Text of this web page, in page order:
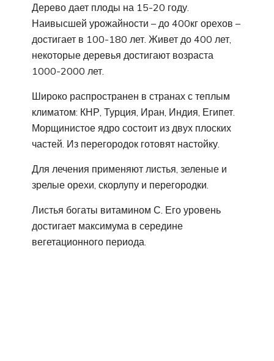
Дерево дает плоды на 15-20 году.
Наивысшей урожайности – до 400кг орехов –
достигает в 100-180 лет. Живет до 400 лет,
некоторые деревья достигают возраста
1000-2000 лет.
Широко распространен в странах с теплым
климатом: КНР, Турция, Иран, Индия, Египет.
Морщинистое ядро состоит из двух плоских
частей. Из перегородок готовят настойку.
Для лечения применяют листья, зеленые и
зрелые орехи, скорлупу и перегородки.
Листья богаты витамином С. Его уровень
достигает максимума в середине
вегетационного периода.